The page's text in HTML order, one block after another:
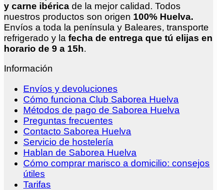
y carne ibérica de la mejor calidad. Todos
nuestros productos son origen 100% Huelva.
Envíos a toda la península y Baleares, transporte
refrigerado y la fecha de entrega que tú elijas en
horario de 9 a 15h.
Información
Envíos y devoluciones
Cómo funciona Club Saborea Huelva
Métodos de pago de Saborea Huelva
Preguntas frecuentes
Contacto Saborea Huelva
Servicio de hostelería
Hablan de Saborea Huelva
Cómo comprar marisco a domicilio: consejos
útiles
Tarifas